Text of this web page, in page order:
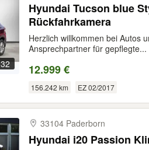
32
Hyundai Tucson blue
Rückfahrkamera
Herzlich willkommen bei Autos
Ansprechpartner für gepflegte...
12.999 €
156.242 km EZ 02/2017
33104 Paderborn
Hyundai i20 Passion